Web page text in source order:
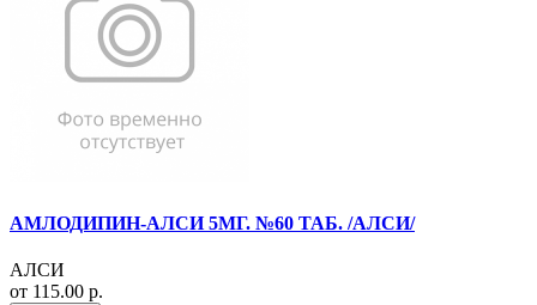
АМЛОДИПИН-АЛСИ 5МГ. №60 ТАБ. /АЛСИ/
АЛСИ
от 115.00 р.